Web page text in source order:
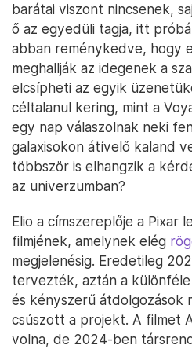
barátai viszont nincsenek,
ő az egyedüli tagja, itt
abban reménykedve, hogy
meghallják az idegenek a
elcsípheti az egyik
céltalanul kering, mint a
egy nap válaszolnak neki
galaxisokon átívelő kaland
többször is elhangzik a
az univerzumban?
Elio a címszereplője a Pixar
filmjének, amelynek elég
megjelenésig. Eredetileg
tervezték, aztán a
és kényszerű átdolgozások
csúszott a projekt. A filmet
volna, de 2024-ben